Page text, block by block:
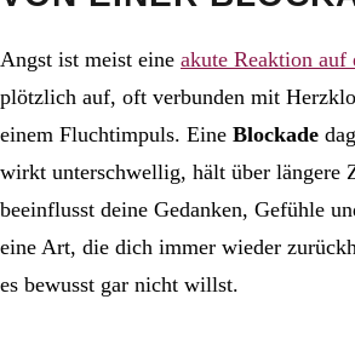
Angst ist meist eine akute Reaktion auf
plötzlich auf, oft verbunden mit
einem Fluchtimpuls. Eine Blockade
wirkt unterschwellig, hält über längere
beeinflusst deine Gedanken, Gefühle
eine Art, die dich immer wieder
es bewusst gar nicht willst.